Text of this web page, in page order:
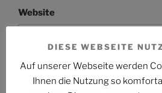
Website
DIESE WEBSEITE
Auf unserer Webseite werden
Ihnen die Nutzung so